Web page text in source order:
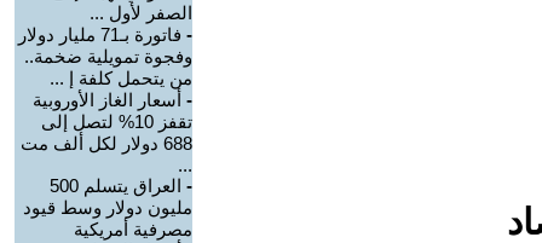
الصفر لأول ...
-
فاتورة بـ71 مليار دولار
وفجوة تمويلية ضخمة..
من يتحمل كلفة إ ...
- أسعار الغاز الأوروبية
تقفز 10% لتصل إلى
688 دولار لكل ألف مت
...
-
العراق يتسلم 500
مليون دولار وسط قيود
مصرفية أمريكية